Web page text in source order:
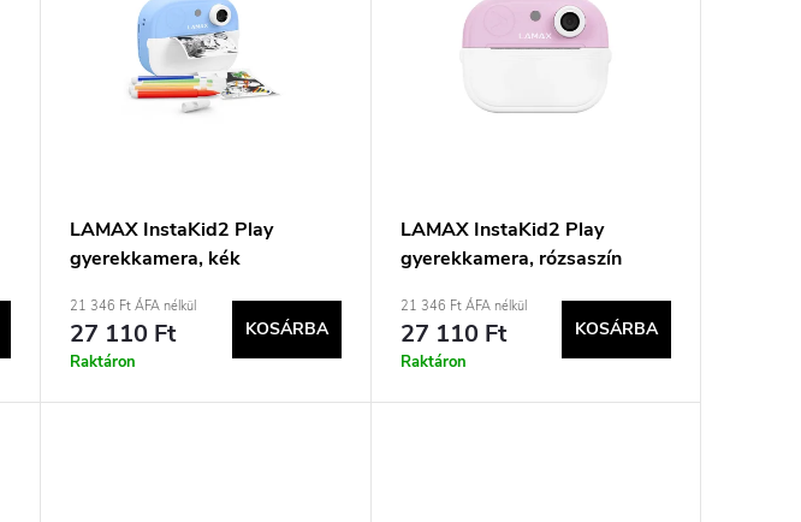
LAMAX InstaKid2 Play
gyerekkamera, kék
21 346 Ft ÁFA nélkül
27 110 Ft
Raktáron
KOSÁRBA
LAMAX InstaKid2 Play
gyerekkamera, rózsaszín
21 346 Ft ÁFA nélkül
27 110 Ft
Raktáron
KOSÁRBA